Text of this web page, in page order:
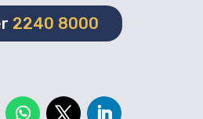
2240 8000